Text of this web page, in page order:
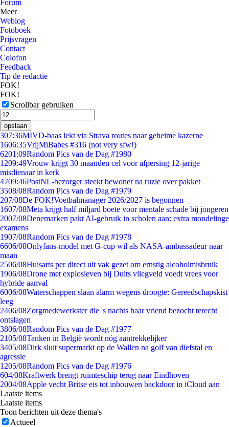
Forum
Meer
Weblog
Fotoboek
Prijsvragen
Contact
Colofon
Feedback
Tip de redactie
FOK!
FOK!
Scrollbar gebruiken
opslaan
307:36MIVD-baas lekt via Strava routes naar geheime kazerne
1606:35VrijMiBabes #316 (not very sfw!)
6201:09Random Pics van de Dag #1980
1209:49Vrouw krijgt 30 maanden cel voor afpersing 12-jarige
misdienaar in kerk
4709:46PostNL-bezorger steekt bewoner na ruzie over pakket
3508/08Random Pics van de Dag #1979
207/08De FOK!Voetbalmanager 2026/2027 is begonnen
1607/08Meta krijgt half miljard boete voor mentale schade bij jongeren
2007/08Denemarken pakt AI-gebruik in scholen aan: extra mondelinge
examens
1907/08Random Pics van de Dag #1978
6606/08Onlyfans-model met G-cup wil als NASA-ambassadeur naar
maan
2506/08Huisarts per direct uit vak gezet om ernstig alcoholmisbruik
1906/08Drone met explosieven bij Duits vliegveld voedt vrees voor
hybride aanval
6006/08Waterschappen slaan alarm wegens droogte: Gereedschapskist
leeg
2406/08Zorgmedewerkster die 's nachts haar vriend bezocht terecht
ontslagen
3806/08Random Pics van de Dag #1977
2105/08Tanken in België wordt nóg aantrekkelijker
3405/08Dirk sluit supermarkt op de Wallen na golf van diefstal en
agressie
1205/08Random Pics van de Dag #1976
604/08Kraftwerk brengt ruimteschip terug naar Eindhoven
2004/08Apple vecht Britse eis tot inbouwen backdoor in iCloud aan
Laatste items
Laatste items
Toon berichten uit deze thema's
Actueel